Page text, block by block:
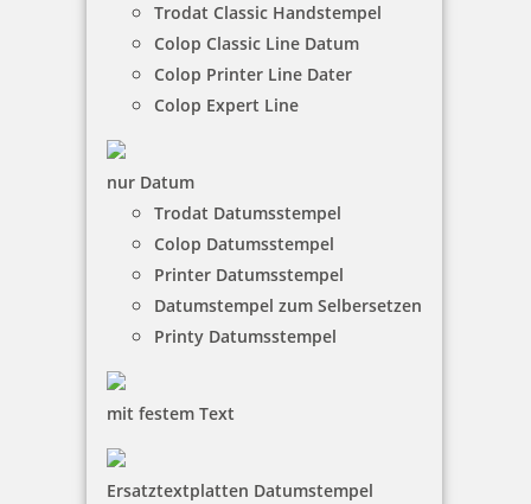
Trodat Classic Handstempel
Colop Classic Line Datum
Colop Printer Line Dater
Colop Expert Line
nur Datum
Trodat Datumsstempel
Colop Datumsstempel
Printer Datumsstempel
Datumstempel zum Selbersetzen
Printy Datumsstempel
mit festem Text
Ersatztextplatten Datumstempel
Holz Motivstempel Motiv Q3 Sehr fleißig
12,20 €